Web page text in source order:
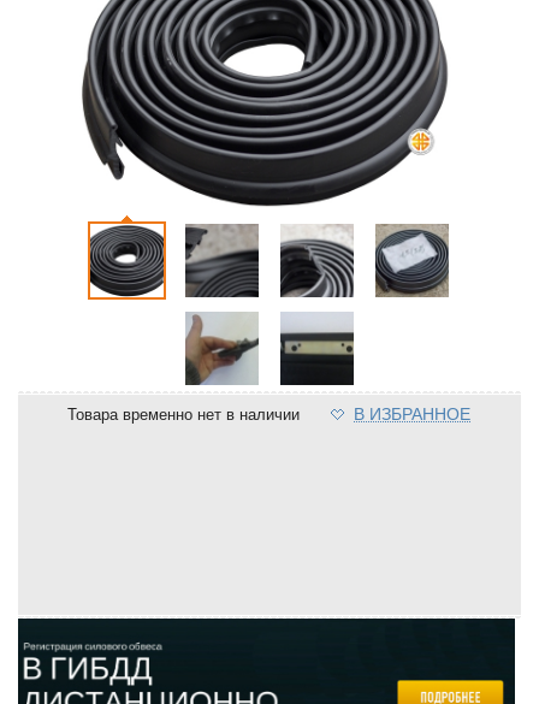
Товара временно нет в наличии В ИЗБРАННОЕ